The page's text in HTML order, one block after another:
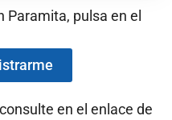
Paramita, pulsa en el
en el enlace de